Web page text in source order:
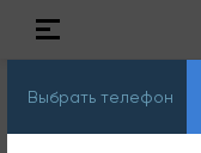
Выбрать телефон